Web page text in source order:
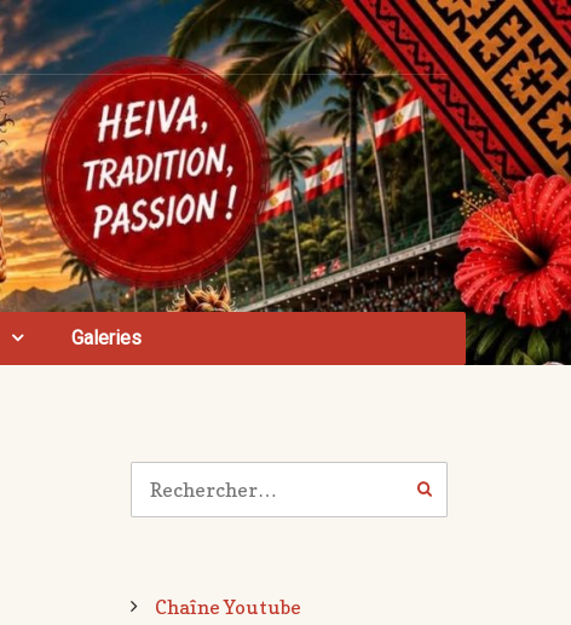
Galeries
Chaîne Youtube